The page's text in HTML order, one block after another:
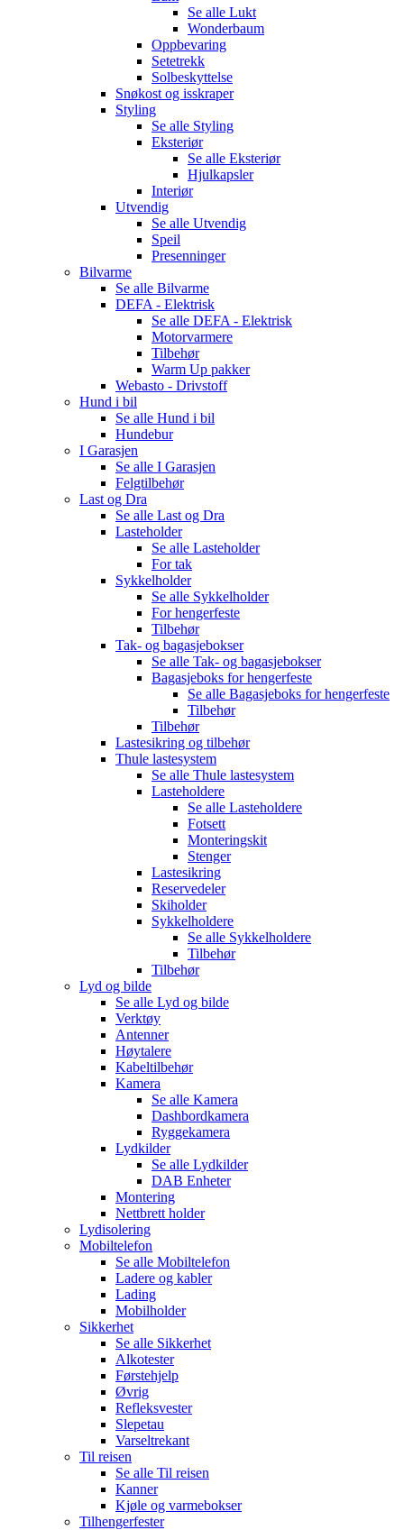
Se alle Lukt
Wonderbaum
Oppbevaring
Setetrekk
Solbeskyttelse
Snøkost og isskraper
Styling
Se alle Styling
Eksteriør
Se alle Eksteriør
Hjulkapsler
Interiør
Utvendig
Se alle Utvendig
Speil
Presenninger
Bilvarme
Se alle Bilvarme
DEFA - Elektrisk
Se alle DEFA - Elektrisk
Motorvarmere
Tilbehør
Warm Up pakker
Webasto - Drivstoff
Hund i bil
Se alle Hund i bil
Hundebur
I Garasjen
Se alle I Garasjen
Felgtilbehør
Last og Dra
Se alle Last og Dra
Lasteholder
Se alle Lasteholder
For tak
Sykkelholder
Se alle Sykkelholder
For hengerfeste
Tilbehør
Tak- og bagasjebokser
Se alle Tak- og bagasjebokser
Bagasjeboks for hengerfeste
Se alle Bagasjeboks for hengerfeste
Tilbehør
Tilbehør
Lastesikring og tilbehør
Thule lastesystem
Se alle Thule lastesystem
Lasteholdere
Se alle Lasteholdere
Fotsett
Monteringskit
Stenger
Lastesikring
Reservedeler
Skiholder
Sykkelholdere
Se alle Sykkelholdere
Tilbehør
Tilbehør
Lyd og bilde
Se alle Lyd og bilde
Verktøy
Antenner
Høytalere
Kabeltilbehør
Kamera
Se alle Kamera
Dashbordkamera
Ryggekamera
Lydkilder
Se alle Lydkilder
DAB Enheter
Montering
Nettbrett holder
Lydisolering
Mobiltelefon
Se alle Mobiltelefon
Ladere og kabler
Lading
Mobilholder
Sikkerhet
Se alle Sikkerhet
Alkotester
Førstehjelp
Øvrig
Refleksvester
Slepetau
Varseltrekant
Til reisen
Se alle Til reisen
Kanner
Kjøle og varmebokser
Tilhengerfester